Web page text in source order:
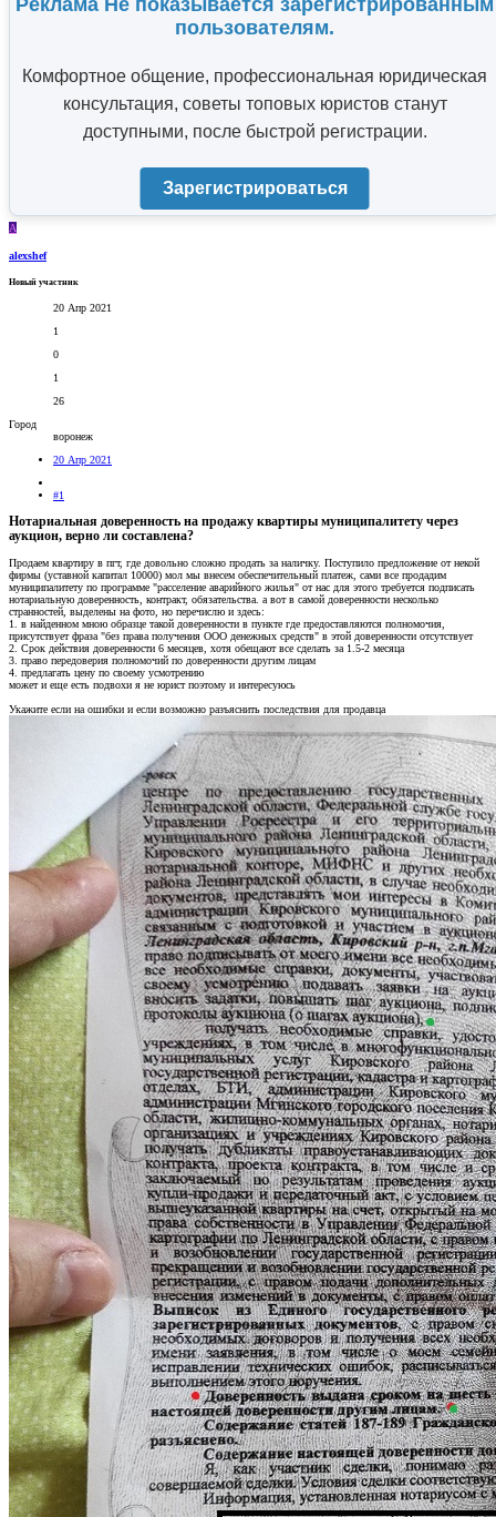
Реклама Не показывается зарегистрированным
пользователям.
Комфортное общение, профессиональная юридическая
консультация, советы топовых юристов станут
доступными, после быстрой регистрации.
Зарегистрироваться
A
alexshef
Новый участник
20 Апр 2021
1
0
1
26
Город
воронеж
20 Апр 2021
#1
Нотариальная доверенность на продажу квартиры муниципалитету через
аукцион, верно ли составлена?​
Продаем квартиру в пгт, где довольно сложно продать за наличку. Поступило предложение от некой
фирмы (уставной капитал 10000) мол мы внесем обеспечительный платеж, сами все продадим
муниципалитету по программе "расселение аварийного жилья" от нас для этого требуется подписать
нотариальную доверенность, контракт, обязательства. а вот в самой доверенности несколько
странностей, выделены на фото, но перечислю и здесь:
1. в найденном мною образце такой доверенности в пункте где предоставляются полномочия,
присутствует фраза "без права получения ООО денежных средств" в этой доверенности отсутствует
2. Срок действия доверенности 6 месяцев, хотя обещают все сделать за 1.5-2 месяца
3. право передоверия полномочий по доверенности другим лицам
4. предлагать цену по своему усмотрению
может и еще есть подвохи я не юрист поэтому и интересуюсь
Укажите если на ошибки и если возможно разъяснить последствия для продавца